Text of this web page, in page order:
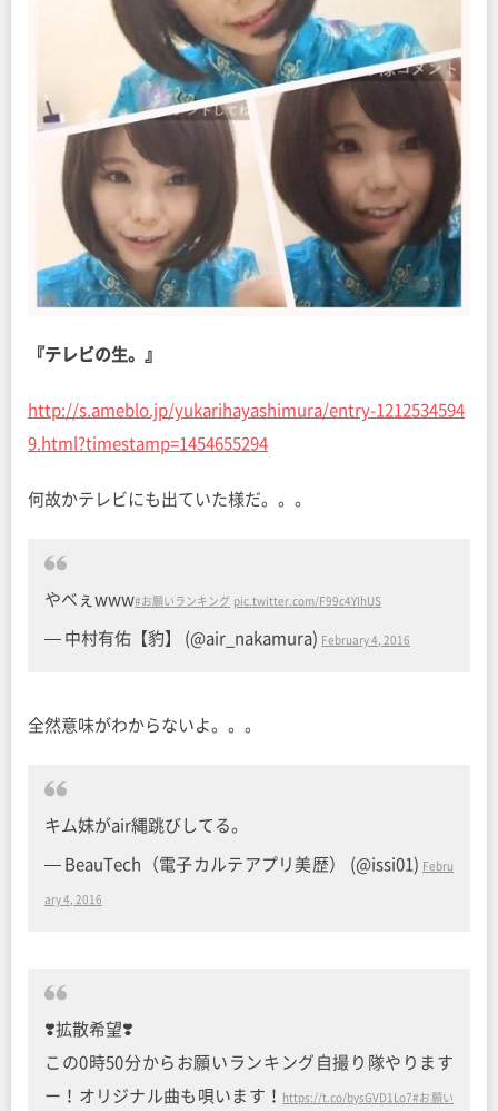
『テレビの生。』
http://s.ameblo.jp/yukarihayashimura/entry-1212534594
9.html?timestamp=1454655294
何故かテレビにも出ていた様だ。。。
やべぇwww#お願いランキング pic.twitter.com/F99c4YIhUS
— 中村有佑【豹】 (@air_nakamura) February 4, 2016
全然意味がわからないよ。。。
キム妹がair縄跳びしてる。
— BeauTech（電子カルテアプリ美歴） (@issi01) Febru
ary 4, 2016
❣️拡散希望❣️
この0時50分からお願いランキング自撮り隊やります
ー！オリジナル曲も唄います！
https://t.co/bysGVD1Lo7#お願い